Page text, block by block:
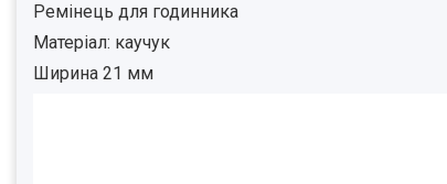
Ремінець для годинника
Матеріал: каучук
Ширина 21 мм